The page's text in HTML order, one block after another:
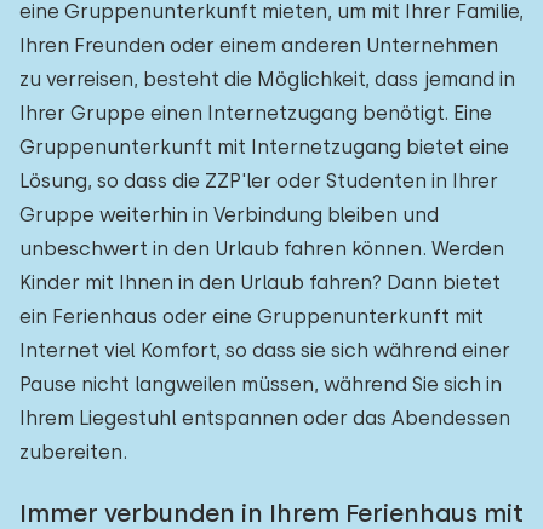
eine Gruppenunterkunft mieten, um mit Ihrer Familie,
Ihren Freunden oder einem anderen Unternehmen
zu verreisen, besteht die Möglichkeit, dass jemand in
Ihrer Gruppe einen Internetzugang benötigt. Eine
Gruppenunterkunft mit Internetzugang bietet eine
Lösung, so dass die ZZP'ler oder Studenten in Ihrer
Gruppe weiterhin in Verbindung bleiben und
unbeschwert in den Urlaub fahren können. Werden
Kinder mit Ihnen in den Urlaub fahren? Dann bietet
ein Ferienhaus oder eine Gruppenunterkunft mit
Internet viel Komfort, so dass sie sich während einer
Pause nicht langweilen müssen, während Sie sich in
Ihrem Liegestuhl entspannen oder das Abendessen
zubereiten.
Immer verbunden in Ihrem Ferienhaus mit